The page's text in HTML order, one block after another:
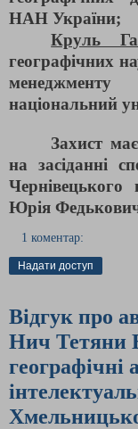
НАН України;
Круль
географічних
національний
Захист
на засіданні
Чернівецького
Юрія
1 коментар:
Надати доступ
Відгук про
Нич Тетяни
географічні